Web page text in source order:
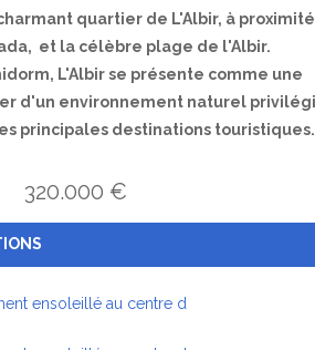
quartier de L'Albir, à
et la célèbre plage de l'Albir.
L'Albir se présente comme une
d'un environnement naturel
principales destinations touristiques.
320.000 €